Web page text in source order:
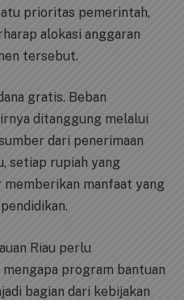
prioritas pemerintah,
alokasi anggaran
tersebut.
gratis. Beban
ditanggung melalui
dari penerimaan
setiap rupiah yang
manfaat yang
Riau perlu
program bantuan
bagian dari kebijakan